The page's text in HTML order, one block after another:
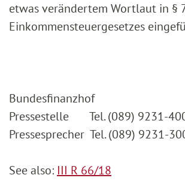
etwas verändertem Wortlaut in §
Einkommensteuergesetzes
Bundesfinanzhof
Pressestelle Tel. (089) 9231-
Pressesprecher Tel. (089) 9231-
See also: III R 66/18